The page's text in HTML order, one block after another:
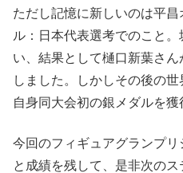
ただし記憶に新しいのは平
ル：日本代表選考でのこと
い、結果として樋口新葉さ
しました。しかしその後の
自身同大会初の銀メダルを獲
今回のフィギュアグランプ
と成績を残して、是非次の